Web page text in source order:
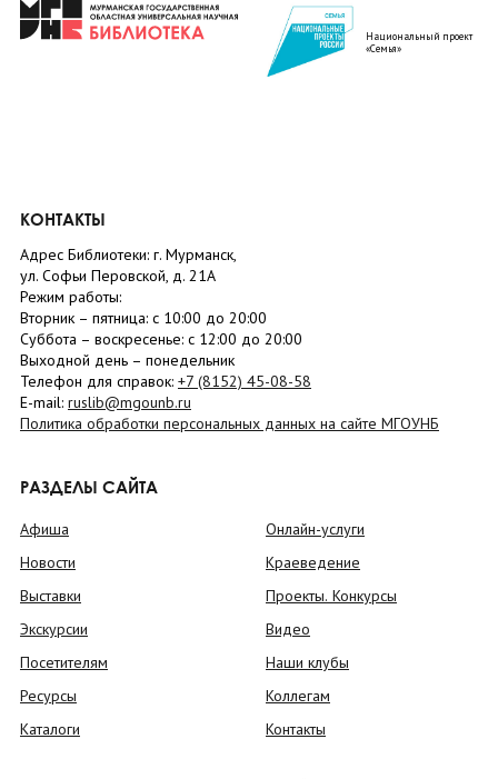
Национальный проект
«Семья»
КОНТАКТЫ
Адрес Библиотеки: г. Мурманск,
ул. Софьи Перовской, д. 21А
Режим работы:
Вторник – пятница: с 10:00 до 20:00
Суббота – воскресенье: c 12:00 до 20:00
Выходной день – понедельник
Телефон для справок: +7 (8152) 45-08-58
E-mail: ruslib@mgounb.ru
Политика обработки персональных данных на сайте МГОУНБ
РАЗДЕЛЫ САЙТА
Афиша
Новости
Выставки
Экскурсии
Посетителям
Ресурсы
Каталоги
Онлайн-услуги
Краеведение
Проекты. Конкурсы
Видео
Наши клубы
Коллегам
Контакты